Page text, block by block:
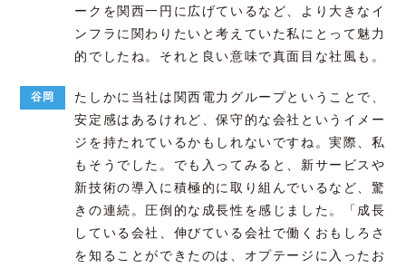
ークを関西一円に広げているなど、より大きなイ
ンフラに関わりたいと考えていた私にとって魅力
的でしたね。それと良い意味で真面目な社風も。
谷岡
たしかに当社は関西電力グループということで、
安定感はあるけれど、保守的な会社というイメー
ジを持たれているかもしれないですね。実際、私
もそうでした。でも入ってみると、新サービスや
新技術の導入に積極的に取り組んでいるなど、驚
きの連続。圧倒的な成長性を感じました。「成長
している会社、伸びている会社で働くおもしろさ
を知ることができたのは、オプテージに入ったお